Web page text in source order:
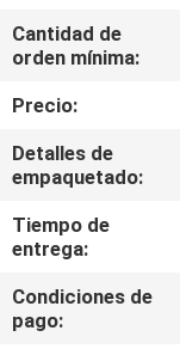
CONTROL
CALIDAD
ÉNTRENOS
EN
CON
Cantidad de
orden mínima:
Precio:
Detalles de
empaquetado:
Tiempo de
entrega:
Condiciones de
pago: